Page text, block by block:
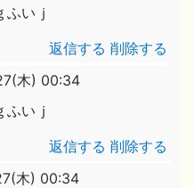
いｊ
返信する 削除する
木) 00:34
いｊ
返信する 削除する
木) 00:34